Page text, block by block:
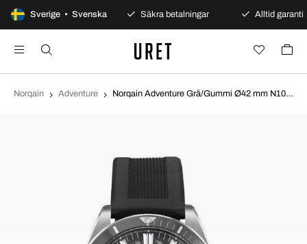
Sverige • Svenska
100 dagars öppet köp Säkra betalningar Alltid garanti
Norqain Adventure Norqain Adventure Grå/Gummi Ø42 mm N1000C03A/G101/10BR.20S